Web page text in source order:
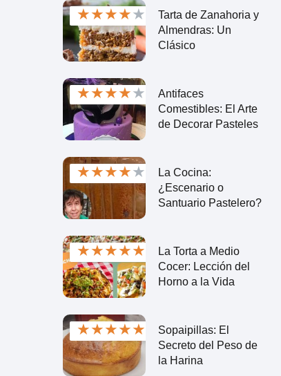
★★★★★
Tarta de Zanahoria y
Almendras: Un
Clásico
★★★★★
Antifaces
Comestibles: El Arte
de Decorar Pasteles
★★★★★
La Cocina:
¿Escenario o
Santuario Pastelero?
★★★★★
La Torta a Medio
Cocer: Lección del
Horno a la Vida
★★★★★
Sopaipillas: El
Secreto del Peso de
la Harina